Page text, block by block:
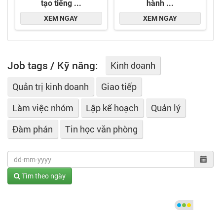
Job tags / Kỹ năng:
Kinh doanh
Quản trị kinh doanh
Giao tiếp
Làm việc nhóm
Lập kế hoạch
Quản lý
Đàm phán
Tin học văn phòng
Tìm theo ngày